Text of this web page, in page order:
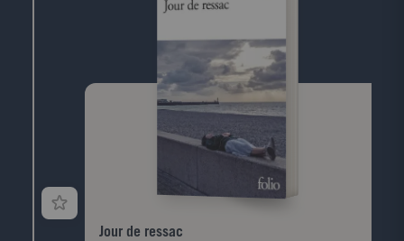
rencontres (François Mitterrand, Lucien Bodard...),
Jour de ressac